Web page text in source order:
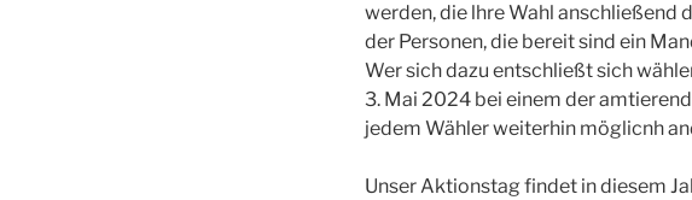
werden, die lhre Wahl anschließend
der Personen, die bereit sind ein
Wer sich dazu entschließt sich
3. Mai 2024 bei einem der
jedem Wähler weiterhin möglicnh
Unser Aktionstag findet in diesem